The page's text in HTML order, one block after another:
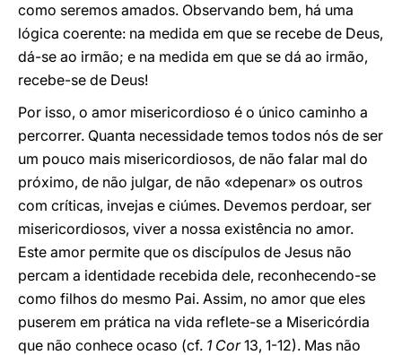
como seremos amados. Observando bem, há uma
lógica coerente: na medida em que se recebe de Deus,
dá-se ao irmão; e na medida em que se dá ao irmão,
recebe-se de Deus!
Por isso, o amor misericordioso é o único caminho a
percorrer. Quanta necessidade temos todos nós de ser
um pouco mais misericordiosos, de não falar mal do
próximo, de não julgar, de não «depenar» os outros
com críticas, invejas e ciúmes. Devemos perdoar, ser
misericordiosos, viver a nossa existência no amor.
Este amor permite que os discípulos de Jesus não
percam a identidade recebida dele, reconhecendo-se
como filhos do mesmo Pai. Assim, no amor que eles
puserem em prática na vida reflete-se a Misericórdia
que não conhece ocaso (cf. 1 Cor13, 1-12). Mas não